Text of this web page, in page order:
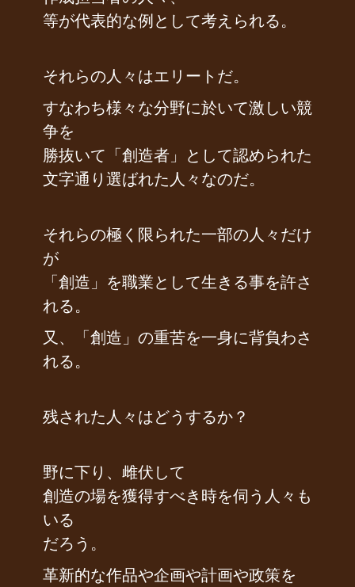
等が代表的な例として考えられる。
それらの人々はエリートだ。
すなわち様々な分野に於いて激しい競
争を
勝抜いて「創造者」として認められた
文字通り選ばれた人々なのだ。
それらの極く限られた一部の人々だけ
が
「創造」を職業として生きる事を許さ
れる。
又、「創造」の重苦を一身に背負わさ
れる。
残された人々はどうするか？
野に下り、雌伏して
創造の場を獲得すべき時を伺う人々も
いる
だろう。
革新的な作品や企画や計画や政策を